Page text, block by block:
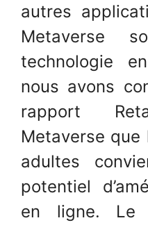
autres
Metaverse
technologie
nous avons
rapport
Metaverse
adultes
potentiel
en ligne. Le